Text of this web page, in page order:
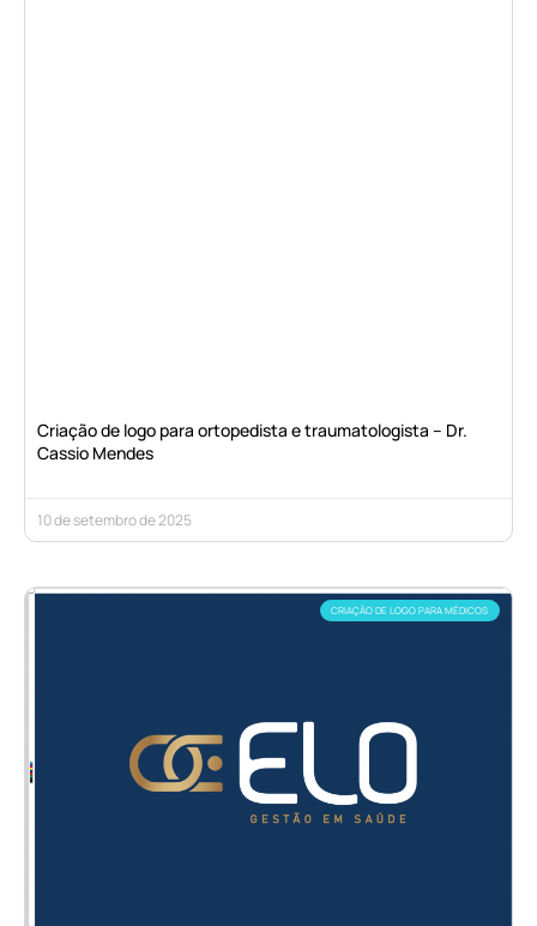
Criação de logo para ortopedista e traumatologista – Dr.
Cassio Mendes
10 de setembro de 2025
CRIAÇÃO DE LOGO PARA MÉDICOS